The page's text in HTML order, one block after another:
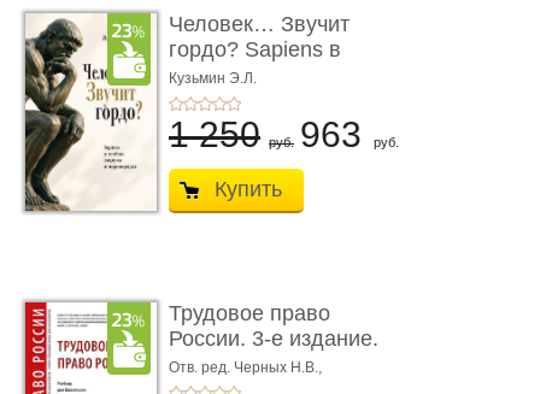
Человек… Звучит
гордо? Sapiens в
тенётах социума � ...
Кузьмин Э.Л.
1 250 руб. 963 руб.
Купить
Трудовое право
России. 3-е издание.
Учебник для ...
Отв. ред. Черных Н.В.,
Шестерякова И.В.